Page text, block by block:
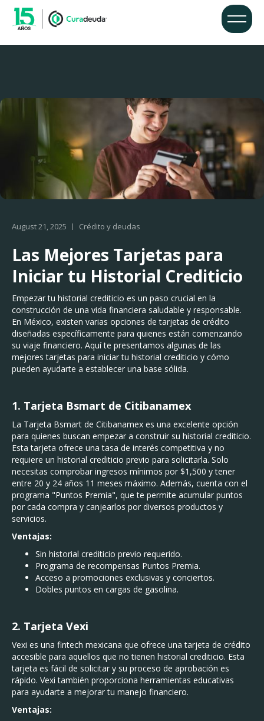
August 21, 2025 Crédito y deudas
Las Mejores Tarjetas para
Iniciar tu Historial Crediticio
Empezar tu historial crediticio es un paso crucial en la
construcción de una vida financiera saludable y responsable.
En México, existen varias opciones de tarjetas de crédito
diseñadas específicamente para quienes están comenzando
su viaje financiero. Aquí te presentamos algunas de las
mejores tarjetas para iniciar tu historial crediticio y cómo
pueden ayudarte a establecer una base sólida.
1. Tarjeta Bsmart de Citibanamex
La Tarjeta Bsmart de Citibanamex es una excelente opción
para quienes buscan empezar a construir su historial crediticio.
Esta tarjeta ofrece una tasa de interés competitiva y no
requiere un historial crediticio previo para solicitarla. Solo
necesitas comprobar ingresos mínimos por $1,500 y tener
entre 20 y 24 años 11 meses máximo. Además, cuenta con el
programa "Puntos Premia", que te permite acumular puntos
por cada compra y canjearlos por diversos productos y
servicios.
Ventajas:
Sin historial crediticio previo requerido.
Programa de recompensas Puntos Premia.
Acceso a promociones exclusivas y conciertos.
Dobles puntos en cargas de gasolina.
2. Tarjeta Vexi
Vexi es una fintech mexicana que ofrece una tarjeta de crédito
accesible para aquellos que no tienen historial crediticio. Esta
tarjeta es fácil de solicitar y su proceso de aprobación es
rápido. Vexi también proporciona herramientas educativas
para ayudarte a mejorar tu manejo financiero.
Ventajas: